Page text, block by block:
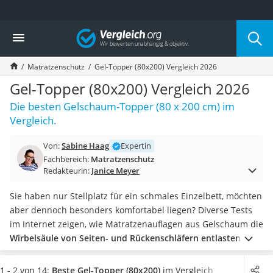
Die beliebtesten Vergleiche nach Kategorie
Wohnen
Matratzen-Topper
Matratzen
Konferenzlautsprecher
Tageslichtlampe
Badlüfter
Ergonomischer Bürostuhl
Außenleuchte mit Kamera
Ozongeneratoren
Konferenzmikrofon
Klappmatratze
Duschkopf mit Kalkfilter
Aktenvernichter Sicherheitsstufe 4
Bettgitter
Spannbettlaken
Vergleich
Matratzenschutz Gel-Topper (80x200) Vergleich 2026
Gel-Topper (80x200) Vergleich 2026
Die besten Gelschaum-Topper (80 x 200 cm) im
Vergleich.
Von:Sabine Haag
Expertin
Fachbereich: Matratzenschutz
Redakteurin: Janice Meyer
Sie haben nur Stellplatz für ein schmales Einzelbett, möchten
aber dennoch besonders komfortabel liegen? Diverse Tests
im Internet zeigen, wie Matratzenauflagen aus Gelschaum die
Wirbelsäule von Seiten- und Rückenschläfern entlasten und
dabei außerdem einen außergewöhnlichen Schlafkomfort
bieten. Wählen Sie jetzt aus unserer Vergleichstabelle einen
1 - 2 von 14: Beste Gel-Topper (80x200) im Vergleich